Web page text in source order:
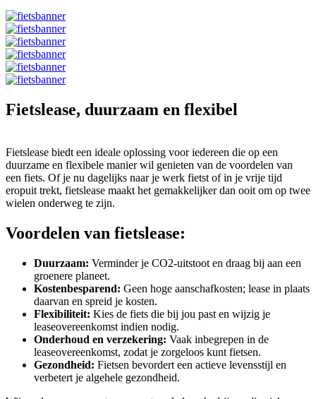
Fietslease, duurzaam en flexibel
Fietslease biedt een ideale oplossing voor iedereen die op een
duurzame en flexibele manier wil genieten van de voordelen van
een fiets. Of je nu dagelijks naar je werk fietst of in je vrije tijd
eropuit trekt, fietslease maakt het gemakkelijker dan ooit om op twee
wielen onderweg te zijn.
Voordelen van fietslease:
Duurzaam: Verminder je CO2-uitstoot en draag bij aan een
groenere planeet.
Kostenbesparend: Geen hoge aanschafkosten; lease in plaats
daarvan en spreid je kosten.
Flexibiliteit: Kies de fiets die bij jou past en wijzig je
leaseovereenkomst indien nodig.
Onderhoud en verzekering: Vaak inbegrepen in de
leaseovereenkomst, zodat je zorgeloos kunt fietsen.
Gezondheid: Fietsen bevordert een actieve levensstijl en
verbetert je algehele gezondheid.